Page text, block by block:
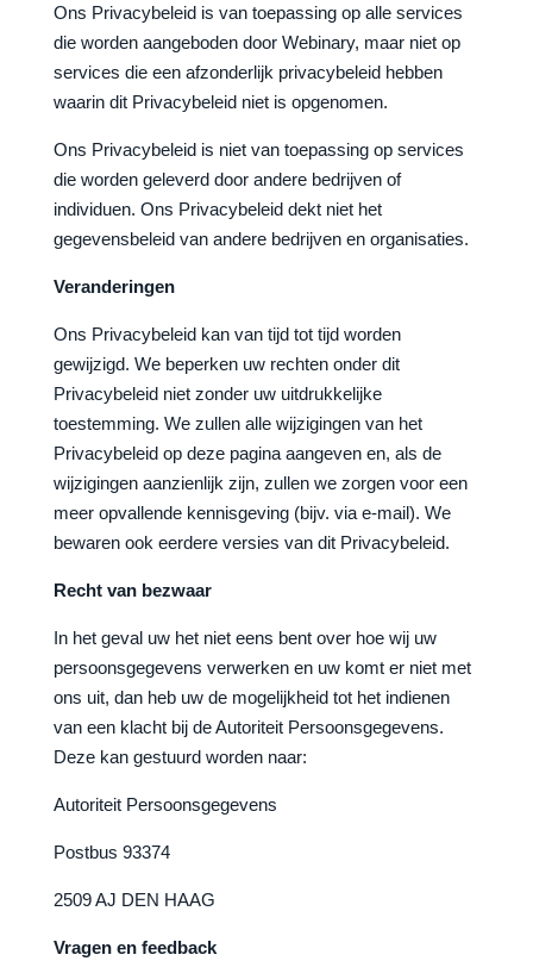
Ons Privacybeleid is van toepassing op alle services
die worden aangeboden door Webinary, maar niet op
services die een afzonderlijk privacybeleid hebben
waarin dit Privacybeleid niet is opgenomen.
Ons Privacybeleid is niet van toepassing op services
die worden geleverd door andere bedrijven of
individuen. Ons Privacybeleid dekt niet het
gegevensbeleid van andere bedrijven en organisaties.
Veranderingen
Ons Privacybeleid kan van tijd tot tijd worden
gewijzigd. We beperken uw rechten onder dit
Privacybeleid niet zonder uw uitdrukkelijke
toestemming. We zullen alle wijzigingen van het
Privacybeleid op deze pagina aangeven en, als de
wijzigingen aanzienlijk zijn, zullen we zorgen voor een
meer opvallende kennisgeving (bijv. via e-mail). We
bewaren ook eerdere versies van dit Privacybeleid.
Recht van bezwaar
In het geval uw het niet eens bent over hoe wij uw
persoonsgegevens verwerken en uw komt er niet met
ons uit, dan heb uw de mogelijkheid tot het indienen
van een klacht bij de Autoriteit Persoonsgegevens.
Deze kan gestuurd worden naar:
Autoriteit Persoonsgegevens
Postbus 93374
2509 AJ DEN HAAG
Vragen en feedback